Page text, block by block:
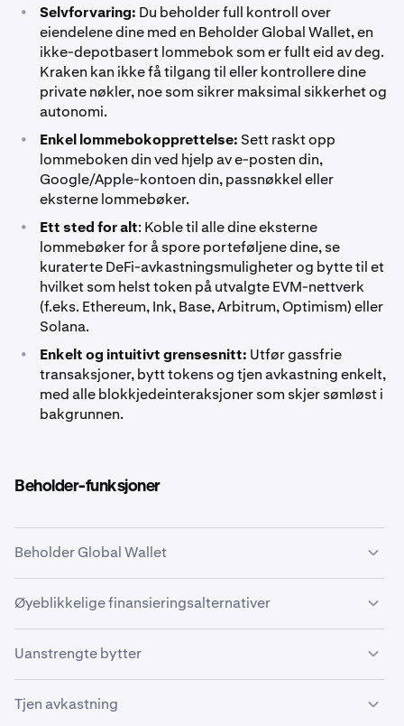
• Selvforvaring: Du beholder full kontroll over
eiendelene dine med en Beholder Global Wallet, en
ikke-depotbasert lommebok som er fullt eid av deg.
Kraken kan ikke få tilgang til eller kontrollere dine
private nøkler, noe som sikrer maksimal sikkerhet og
autonomi.
• Enkel lommebokopprettelse:Sett raskt opp
lommeboken din ved hjelp av e-posten din,
Google/Apple-kontoen din, passnøkkel eller
eksterne lommebøker.
• Ett sted for alt: Koble til alle dine eksterne
lommebøker for å spore porteføljene dine, se
kuraterte DeFi-avkastningsmuligheter og bytte til et
hvilket som helst token på utvalgte EVM-nettverk
(f.eks. Ethereum, Ink, Base, Arbitrum, Optimism) eller
Solana.
• Enkelt og intuitivt grensesnitt: Utfør gassfrie
transaksjoner, bytt tokens og tjen avkastning enkelt,
med alle blokkjedeinteraksjoner som skjer sømløst i
bakgrunnen.
Beholder-funksjoner
Beholder Global Wallet
Din Beholder Global Wallet lar deg trygt holde,
administrere og utnytte dine digitale eiendeler. Når den
er opprettet, kan du bruke denne lommeboken på tvers
av ulike desentraliserte applikasjoner som Uniswap eller
Øyeblikkelige finansieringsalternativer
Det er enkelt og raskt å finansiere din Beholder Global
Wallet. Alternativene inkluderer:
•
Uanstrengte bytter
Bytt tokens på tvers av flere blokkjedenettverk direkte i
Beholder uten å måtte holde gasstokens, manuelt
Tjen avkastning